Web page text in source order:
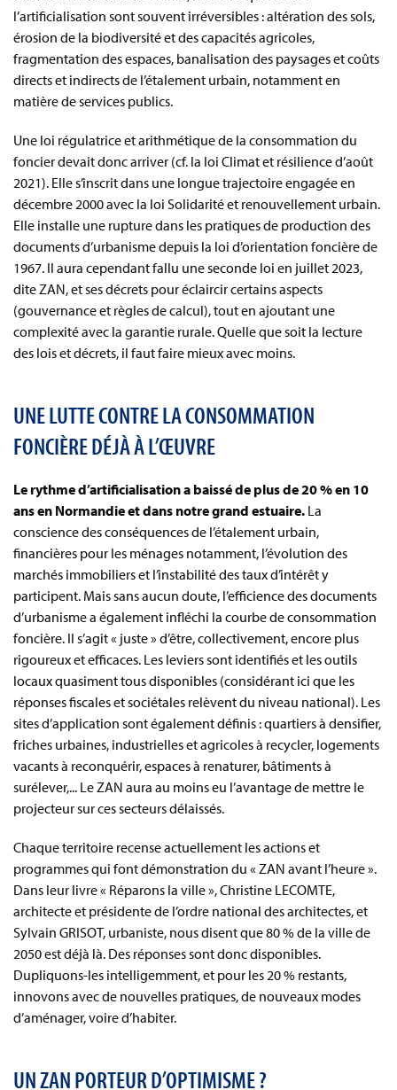
l’artificialisation sont souvent irréversibles : altération des sols,
érosion de la biodiversité et des capacités agricoles,
fragmentation des espaces, banalisation des paysages et coûts
directs et indirects de l’étalement urbain, notamment en
matière de services publics.
Une loi régulatrice et arithmétique de la consommation du
foncier devait donc arriver (cf. la loi Climat et résilience d’août
2021). Elle s’inscrit dans une longue trajectoire engagée en
décembre 2000 avec la loi Solidarité et renouvellement urbain.
Elle installe une rupture dans les pratiques de production des
documents d’urbanisme depuis la loi d’orientation foncière de
1967. Il aura cependant fallu une seconde loi en juillet 2023,
dite ZAN, et ses décrets pour éclaircir certains aspects
(gouvernance et règles de calcul), tout en ajoutant une
complexité avec la garantie rurale. Quelle que soit la lecture
des lois et décrets, il faut faire mieux avec moins.
UNE LUTTE CONTRE LA CONSOMMATION
FONCIÈRE DÉJÀ À L’ŒUVRE
Le rythme d’artificialisation a baissé de plus de 20 % en 10
ans en Normandie et dans notre grand estuaire. La
conscience des conséquences de l’étalement urbain,
financières pour les ménages notamment, l’évolution des
marchés immobiliers et l’instabilité des taux d’intérêt y
participent. Mais sans aucun doute, l’efficience des documents
d’urbanisme a également infléchi la courbe de consommation
foncière. Il s’agit « juste » d’être, collectivement, encore plus
rigoureux et efficaces. Les leviers sont identifiés et les outils
locaux quasiment tous disponibles (considérant ici que les
réponses fiscales et sociétales relèvent du niveau national). Les
sites d’application sont également définis : quartiers à densifier,
friches urbaines, industrielles et agricoles à recycler, logements
vacants à reconquérir, espaces à renaturer, bâtiments à
surélever,... Le ZAN aura au moins eu l’avantage de mettre le
projecteur sur ces secteurs délaissés.
Chaque territoire recense actuellement les actions et
programmes qui font démonstration du « ZAN avant l’heure ».
Dans leur livre « Réparons la ville », Christine LECOMTE,
architecte et présidente de l’ordre national des architectes, et
Sylvain GRISOT, urbaniste, nous disent que 80 % de la ville de
2050 est déjà là. Des réponses sont donc disponibles.
Dupliquons-les intelligemment, et pour les 20 % restants,
innovons avec de nouvelles pratiques, de nouveaux modes
d’aménager, voire d’habiter.
UN ZAN PORTEUR D’OPTIMISME ?